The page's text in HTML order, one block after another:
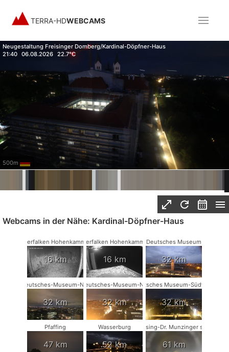
TERRA-HDWEBCAMS
Neugestaltung Freisinger Domberg/Kardinal-Döpfner-Haus
21:40 06.08.2026 22.7°C
500m
Webcams in der Nähe: Kardinal-Döpfner-Haus
Wanderfalken Hohenkammer #1
16 km
Wanderfalken Hohenkammer #2
16 km
Deutsches Museum
32 km
Deutsches-Museum-NW
32 km
Deutsches-Museum-NO
32 km
Deutsches Museum-Südwest
32 km
Pfaffing
47 km
Wasserburg
52 km
Münsing-Dr. Munzinger sport
61 km